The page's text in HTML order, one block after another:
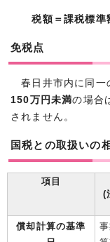
税額＝課税標
免税点
春日井市内に同一
150万円未満の場合
されません。
国税との取扱いの
項目
(
償却計算の基準